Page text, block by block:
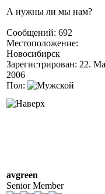
А нужны ли мы нам?
Сообщений: 692
Местоположение:
Новосибирск
Зарегистрирован: 22.
2006
Пол:
avgreen
Senior Member